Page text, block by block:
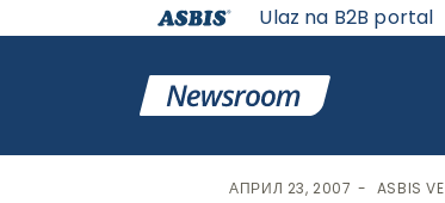
Ulaz na B2B portal
АПРИЛ 23, 2007 ASBIS